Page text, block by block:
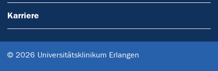
Karriere
© 2026 Universitätsklinikum Erlangen